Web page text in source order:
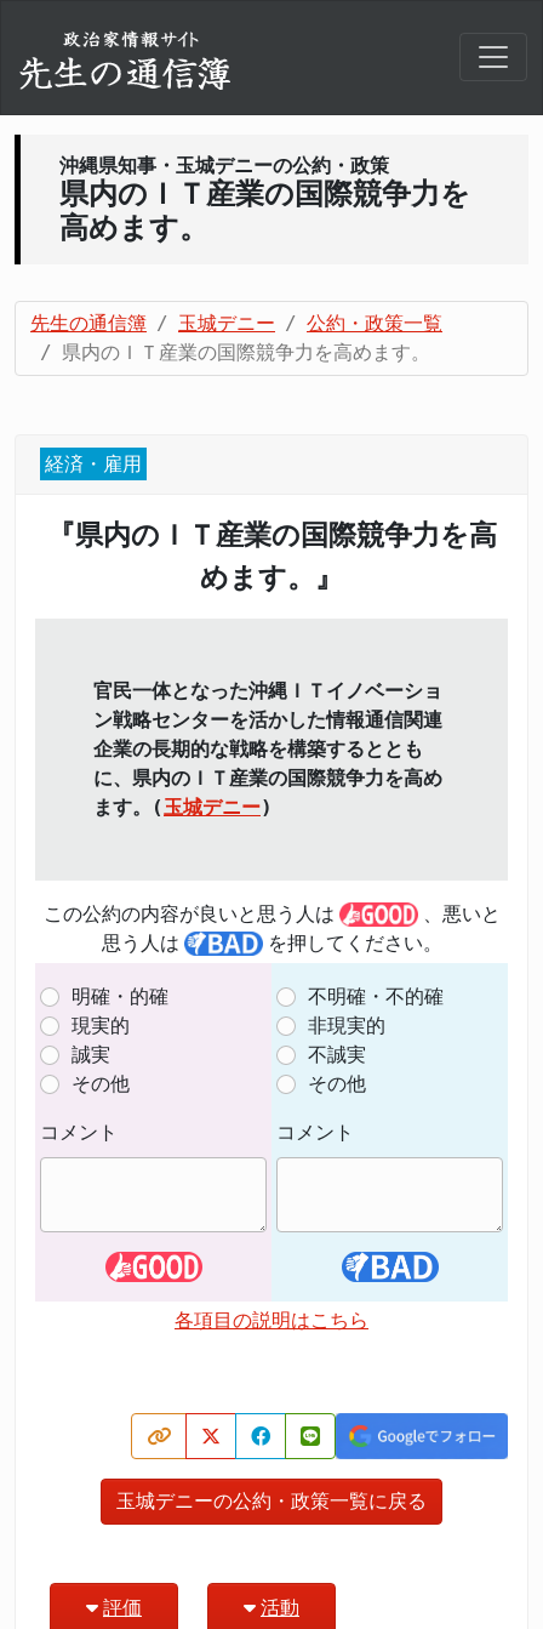
沖縄県知事・玉城デニーの公約・政策
県内のＩＴ産業の国際競争力を
高めます。
先生の通信簿 玉城デニー
公約・政策一覧
県内のＩＴ産業の国際競争力を高めます。
経済・雇用
『県内のＩＴ産業の国際競争力を高
めます。』
官民一体となった沖縄ＩＴイノベーショ
ン戦略センターを活かした情報通信関連
企業の長期的な戦略を構築するととも
に、県内のＩＴ産業の国際競争力を高め
ます。( 玉城デニー)
この公約の内容が良いと思う人は
、悪いと
思う人は
を押してください。
明確・的確
現実的
誠実
その他
コメント
不明確・不的確
非現実的
不誠実
その他
コメント
各項目の説明はこちら
玉城デニーの公約・政策一覧に戻る
評価 活動